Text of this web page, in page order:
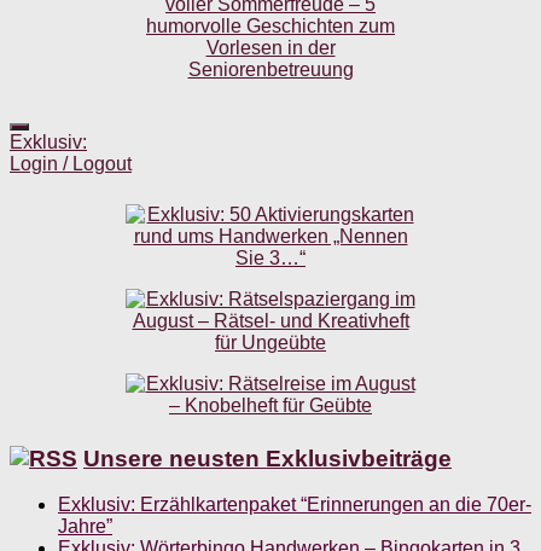
Exklusiv:
Login / Logout
Unsere neusten Exklusivbeiträge
Exklusiv: Erzählkartenpaket “Erinnerungen an die 70er-
Jahre”